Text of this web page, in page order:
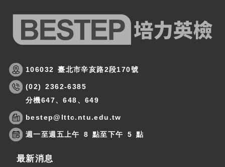
106032 臺北市辛亥路2段170號
(02) 2362-6385
分機647、648、649
bestep@lttc.ntu.edu.tw
週一至週五上午 8 點至下午 5 點
最新消息